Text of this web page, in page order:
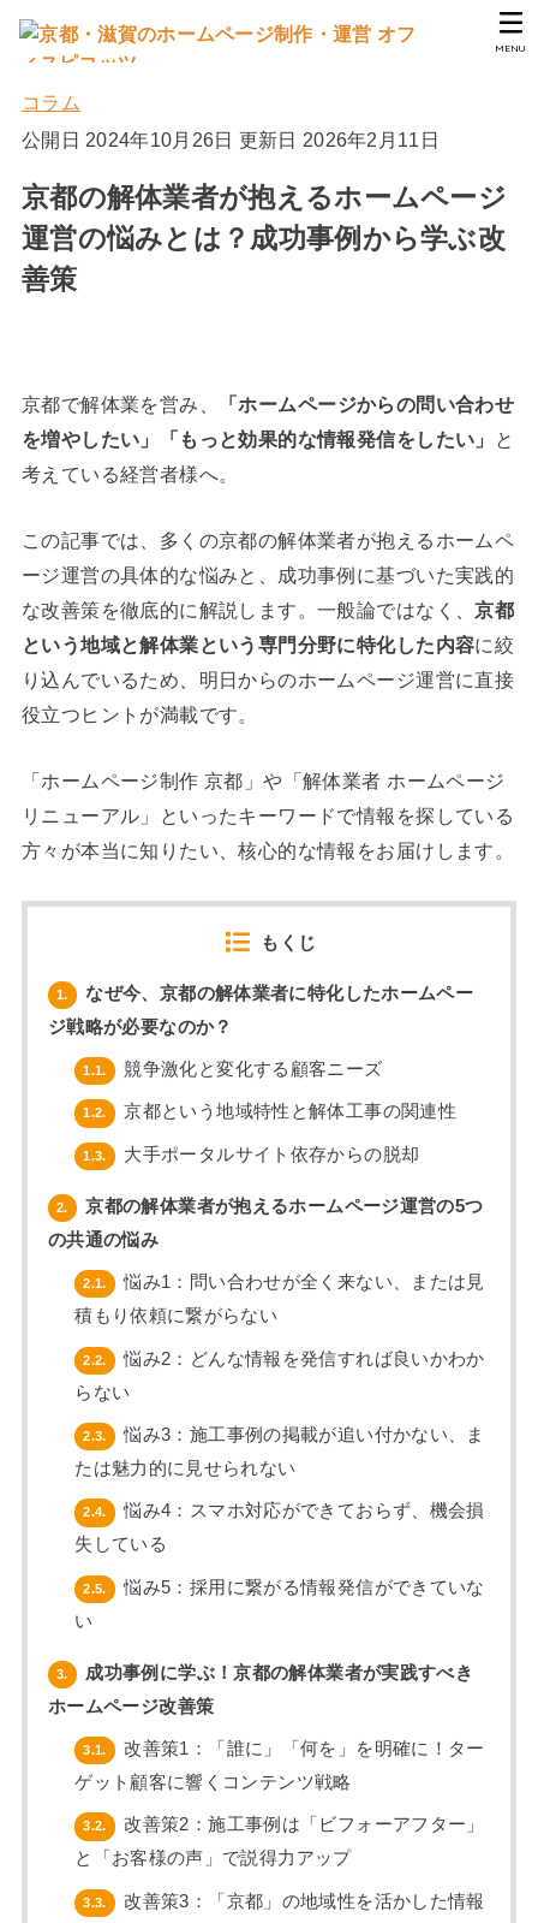
MENU
コラム
公開日 2024年10月26日 更新日 2026年2月11日
京都の解体業者が抱えるホームページ
運営の悩みとは？成功事例から学ぶ改
善策
京都で解体業を営み、
「ホームページからの問い合わせ
を増やしたい」「もっと効果的な情報発信をしたい」
と
考えている経営者様へ。
この記事では、多くの京都の解体業者が抱えるホームペ
ージ運営の具体的な悩みと、成功事例に基づいた実践的
な改善策を徹底的に解説します。一般論ではなく、京都
という地域と解体業という専門分野に特化した内容に絞
り込んでいるため、明日からのホームページ運営に直接
役立つヒントが満載です。
「ホームページ制作 京都」や「解体業者 ホームページ
リニューアル」といったキーワードで情報を探している
方々が本当に知りたい、核心的な情報をお届けします。
もくじ
1.
なぜ今、京都の解体業者に特化したホームペー
ジ戦略が必要なのか？
1.1. 競争激化と変化する顧客ニーズ
1.2. 京都という地域特性と解体工事の関連性
1.3. 大手ポータルサイト依存からの脱却
2.
京都の解体業者が抱えるホームページ運営の5つ
の共通の悩み
2.1.
悩み1：問い合わせが全く来ない、または見
積もり依頼に繋がらない
2.2.
悩み2：どんな情報を発信すれば良いかわか
らない
2.3.
悩み3：施工事例の掲載が追い付かない、ま
たは魅力的に見せられない
2.4.
悩み4：スマホ対応ができておらず、機会損
失している
2.5.
悩み5：採用に繋がる情報発信ができていな
い
3.
成功事例に学ぶ！京都の解体業者が実践すべき
ホームページ改善策
3.1.
改善策1：「誰に」「何を」を明確に！ター
ゲット顧客に響くコンテンツ戦略
3.2.
改善策2：施工事例は「ビフォーアフター」
と「お客様の声」で説得力アップ
3.3.
改善策3：「京都」の地域性を活かした情報